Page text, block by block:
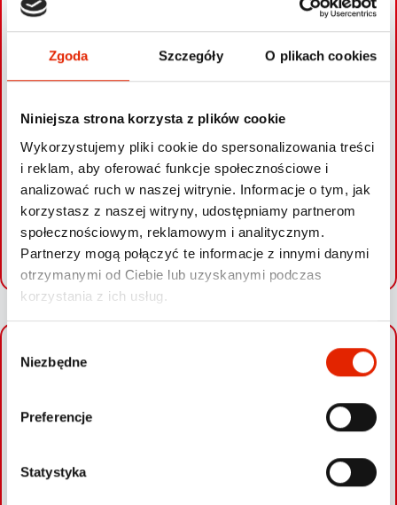
Zgoda Szczegóły O plikach cookies
Niniejsza strona korzysta z plików cookie
Wykorzystujemy pliki cookie do spersonalizowania treści
i reklam, aby oferować funkcje społecznościowe i
analizować ruch w naszej witrynie. Informacje o tym, jak
korzystasz z naszej witryny, udostępniamy partnerom
społecznościowym, reklamowym i analitycznym.
Partnerzy mogą połączyć te informacje z innymi danymi
otrzymanymi od Ciebie lub uzyskanymi podczas
korzystania z ich usług.
Niezbędne
Preferencje
Statystyka
uruchomieniu silnika w godzinach nocnych był dla nas
podstawą do poinformowania właściciela auta o podejrzanej
Właściciel Hyundai Tucson potwierdził, że samochód
skradziono. Po zaledwie godzinie od rozpoczęcia akcji
na jednym ze stołecznych parkingów. Po przyjeździe Policji i
zabezpieczeniu śladów Hyundai Tucson wydano szczęśliwemu
właścicielowi.
SPRAWDŹ SWOJE AUTO
+